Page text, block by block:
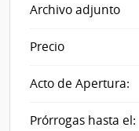
Archivo adjunto
Precio
Acto de Apertura:
Prórrogas hasta el: